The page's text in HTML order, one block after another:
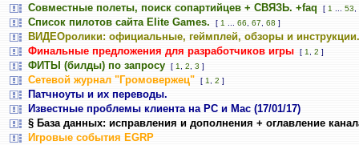
Совместные полеты, поиск сопартийцев + СВЯЗЬ. +faq [ 1 53
Список пилотов сайта Elite Games. [ 1 66 67 68 ]
ВИДЕОролики: официальные, геймплей, обзоры и инструкции.
Финальные предложения для разработчиков игры
[ 1 2 ]
ФИТЫ (билды) по запросу [ 1 2 3 ]
Сетевой журнал "Громовержец" [ 1 2 ]
Патчноуты и их переводы.
Известные проблемы клиента на PC и Mac (17/01/17)
§ База данных: исправления и дополнения + оглавление
Игровые события EGRP